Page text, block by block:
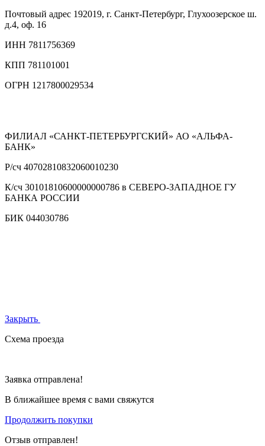
Почтовый адрес 192019, г. Санкт-Петербург, Глухоозерское ш.
д.4, оф. 16
ИНН 7811756369
КПП 781101001
ОГРН 1217800029534
ФИЛИАЛ «САНКТ-ПЕТЕРБУРГСКИЙ» АО «АЛЬФА-
БАНК»
Р/сч 40702810832060010230
К/сч 30101810600000000786 в СЕВЕРО-ЗАПАДНОЕ ГУ
БАНКА РОССИИ
БИК 044030786
Закрыть
Схема проезда
Заявка отправлена!
В ближайшее время с вами свяжутся
Продолжить покупки
Отзыв отправлен!